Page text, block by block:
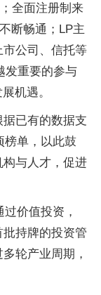
全面注册制来
断畅通；LP主
公司、信托等
发重要的参与
机遇。
已有的数据支
榜单，以此鼓
与人才，促进
价值投资，
持牌的投资管
轮产业周期，